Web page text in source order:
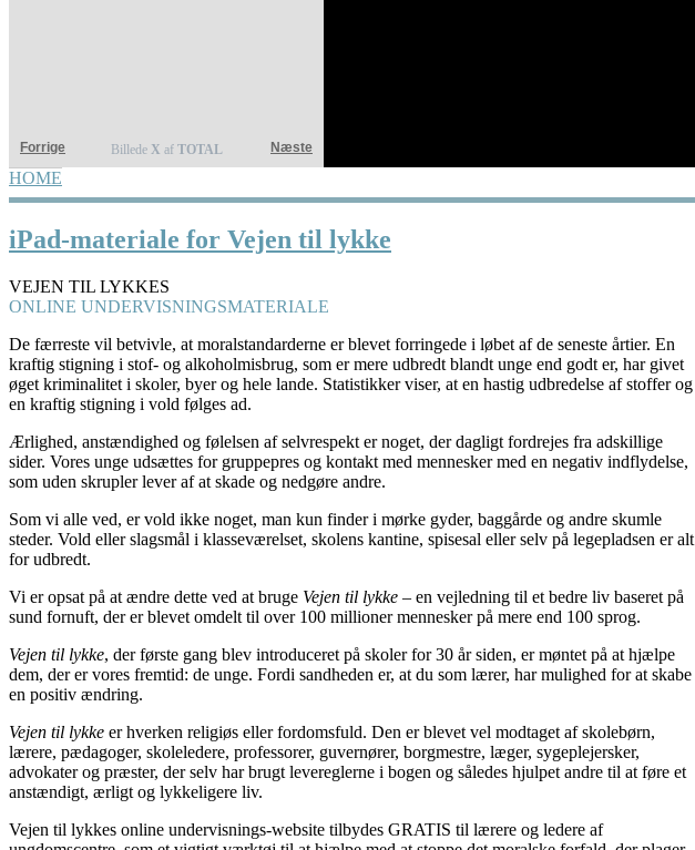
Billede X af TOTAL
Forrige Næste
YOU ARE HERE
HOME
iPad-materiale for Vejen til lykke
VEJEN TIL LYKKES
ONLINE UNDERVISNINGSMATERIALE
De færreste vil betvivle, at moralstandarderne er blevet forringede i løbet af de seneste årtier. En
kraftig stigning i stof- og alkoholmisbrug, som er mere udbredt blandt unge end godt er, har givet
øget kriminalitet i skoler, byer og hele lande. Statistikker viser, at en hastig udbredelse af stoffer og
en kraftig stigning i vold følges ad.
Ærlighed, anstændighed og følelsen af selvrespekt er noget, der dagligt fordrejes fra adskillige
sider. Vores unge udsættes for gruppepres og kontakt med mennesker med en negativ indflydelse,
som uden skrupler lever af at skade og nedgøre andre.
Som vi alle ved, er vold ikke noget, man kun finder i mørke gyder, baggårde og andre skumle
steder. Vold eller slagsmål i klasseværelset, skolens kantine, spisesal eller selv på legepladsen er alt
for udbredt.
Vi er opsat på at ændre dette ved at bruge Vejen til lykke – en vejledning til et bedre liv baseret på
sund fornuft, der er blevet omdelt til over 100 millioner mennesker på mere end 100 sprog.
Vejen til lykke, der første gang blev introduceret på skoler for 30 år siden, er møntet på at hjælpe
dem, der er vores fremtid: de unge. Fordi sandheden er, at du som lærer, har mulighed for at skabe
en positiv ændring.
Vejen til lykke er hverken religiøs eller fordomsfuld. Den er blevet vel modtaget af skolebørn,
lærere, pædagoger, skoleledere, professorer, guvernører, borgmestre, læger, sygeplejersker,
advokater og præster, der selv har brugt levereglerne i bogen og således hjulpet andre til at føre et
anstændigt, ærligt og lykkeligere liv.
Vejen til lykkes online undervisnings-website tilbydes GRATIS til lærere og ledere af